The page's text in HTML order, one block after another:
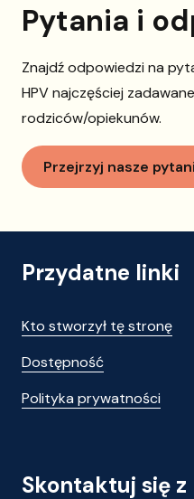
Pytania i
Znajdź odpowiedzi na
HPV najczęściej
rodziców/opiekunów.
Przejrzyj nasze
Przydatne linki
Kto stworzył tę stronę
Dostępność
Polityka prywatności
Skontaktuj się z